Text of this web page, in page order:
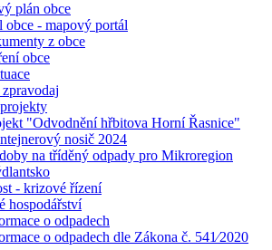
plán obce
obce - mapový portál
z obce
obce
"Odvodnění hřbitova Horní Řasnice"
nosič 2024
na tříděný odpady pro Mikroregion
- krizové řízení
hospodářství
o odpadech
o odpadech dle Zákona č. 541⁄2020